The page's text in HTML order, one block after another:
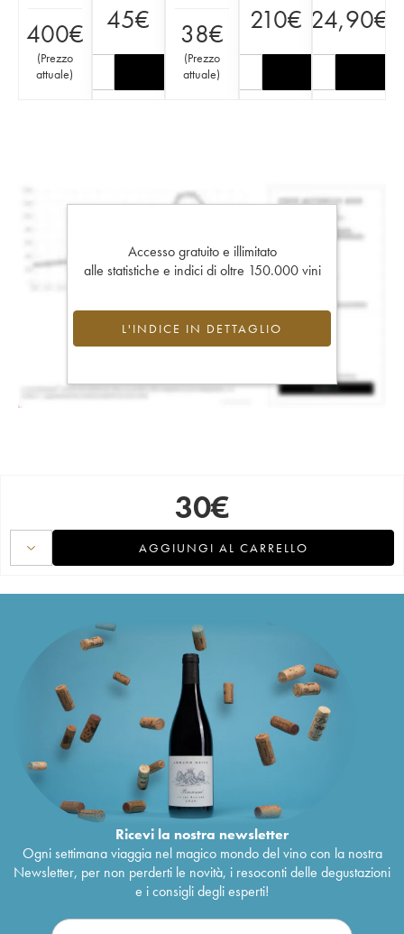
400€
(Prezzo
attuale)
45€ 38€
(Prezzo
attuale)
210€ 24,90€
Accesso gratuito e illimitato
alle statistiche e indici di oltre 150.000 vini
L'INDICE IN DETTAGLIO
30€
AGGIUNGI AL CARRELLO
Ricevi la nostra newsletter
Ogni settimana viaggia nel magico mondo del vino con la nostra
Newsletter, per non perderti le novità, i resoconti delle degustazioni
e i consigli degli esperti!